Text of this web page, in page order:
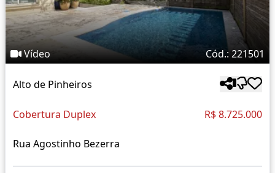
Vídeo Cód.: 221501
Alto de Pinheiros
Cobertura Duplex R$ 8.725.000
Rua Agostinho Bezerra